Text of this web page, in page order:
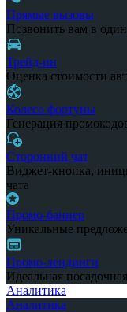
Прямые вызовы
Позвонить вам в
Трейд-ин
Оценка стоимости
Колесо фортуны
Генерация
Сторонний чат
Виджет-кнопка,
чата
Промо-баннер
Уникальные
Промо-лендинги
Идеальная
Аналитика
Аналитика